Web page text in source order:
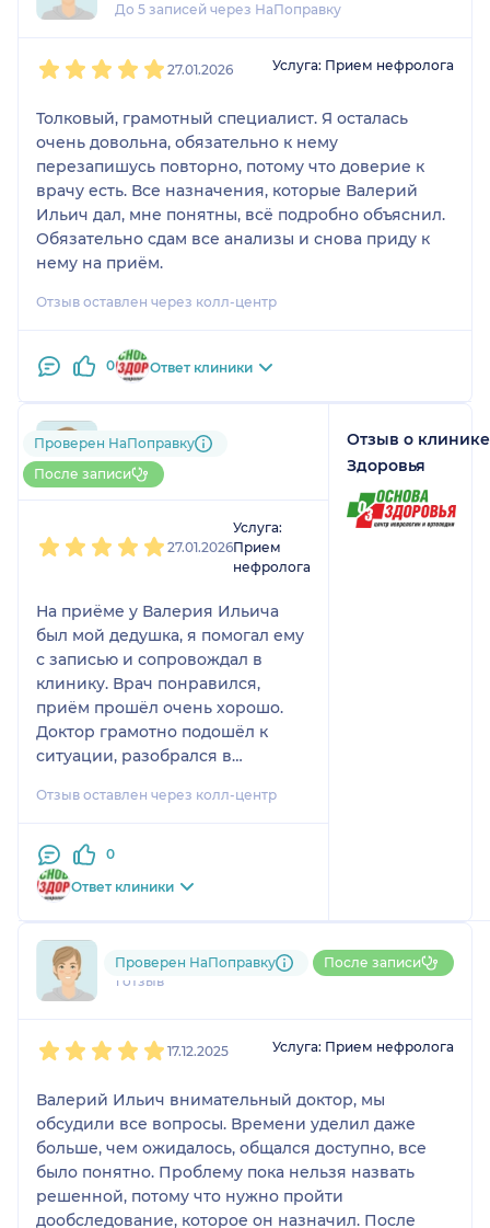
До 5 записей через НаПоправку
27.01.2026 Услуга: Прием нефролога
Толковый, грамотный специалист. Я осталась
очень довольна, обязательно к нему
перезапишусь повторно, потому что доверие к
врачу есть. Все назначения, которые Валерий
Ильич дал, мне понятны, всё подробно объяснил.
Обязательно сдам все анализы и снова приду к
нему на приём.
Отзыв оставлен через колл-центр
0 Ответ клиники
792....@....ru
1 отзыв
Проверен НаПоправку
После записи
27.01.2026
Услуга:
Прием
нефролога
На приёме у Валерия Ильича
был мой дедушка, я помогал ему
с записью и сопровождал в
клинику. Врач понравился,
приём прошёл очень хорошо.
Доктор грамотно подошёл к
ситуации, разобрался в
объяснил и подсказал, в каком
действовать. Чувствовалось, что
специалист понимает, о чём
говорит, и действительно хочет
провести консультацию. По
итогу приёма стало понятно, что
делать дальше, какие шаги
могу отметить с положительной
оформили быстро, приняли
вовремя, обстановка спокойная.
Отзыв оставлен через колл-центр
0
Ответ клиники
Отзыв о
Здоровья
790....@....ru
1 отзыв
Проверен НаПоправку После записи
17.12.2025 Услуга: Прием нефролога
Валерий Ильич внимательный доктор, мы
обсудили все вопросы. Времени уделил даже
больше, чем ожидалось, общался доступно, все
было понятно. Проблему пока нельзя назвать
решенной, потому что нужно пройти
дообследование, которое он назначил. После